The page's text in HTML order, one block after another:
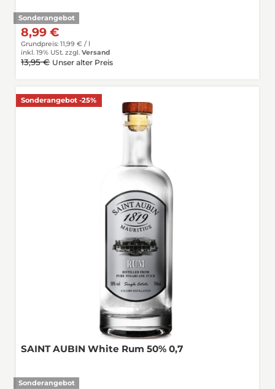
Sonderangebot
8,99 €
Grundpreis: 11,99 € / l
inkl. 19% USt. zzgl. Versand
13,95 € Unser alter Preis
Sonderangebot -25%
SAINT AUBIN White Rum 50% 0,7
Sonderangebot